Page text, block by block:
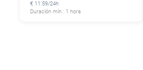
€ 11.59/24h
Duración mín.: 1 hora